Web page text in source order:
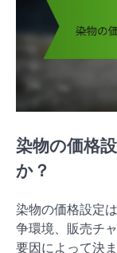
染物の価格
か？
染物の価格設定
争環境、販売チ
要因によって決